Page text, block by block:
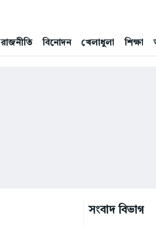
রাজনীতি বিনোদন খেলাধুলা শিক্ষা
সংবাদ বিভাগ